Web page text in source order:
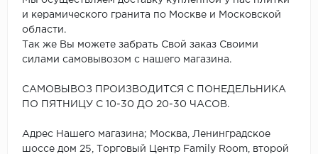
и керамического гранита по Москве и Московской
области.
Так же Вы можете забрать Свой заказ Своими
силами самовывозом с нашего магазина.
САМОВЫВОЗ ПРОИЗВОДИТСЯ С ПОНЕДЕЛЬНИКА
ПО ПЯТНИЦУ С 10-30 ДО 20-30 ЧАСОВ.
Адрес Нашего магазина; Москва, Ленинградское
шоссе дом 25, Торговый Центр Family Room, второй